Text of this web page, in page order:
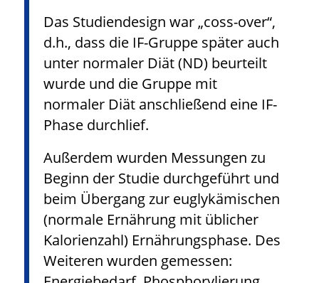
Das Studiendesign war „coss-over“,
d.h., dass die IF-Gruppe später auch
unter normaler Diät (ND) beurteilt
wurde und die Gruppe mit
normaler Diät anschließend eine IF-
Phase durchlief.
Außerdem wurden Messungen zu
Beginn der Studie durchgeführt und
beim Übergang zur euglykämischen
(normale Ernährung mit üblicher
Kalorienzahl) Ernährungsphase. Des
Weiteren wurden gemessen: